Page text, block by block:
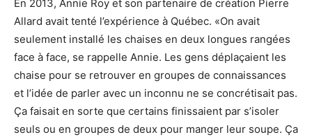
En 2013, Annie Roy et son partenaire de création Pierre
Allard avait tenté l’expérience à Québec. «On avait
seulement installé les chaises en deux longues rangées
face à face, se rappelle Annie. Les gens déplaçaient les
chaise pour se retrouver en groupes de connaissances
et l’idée de parler avec un inconnu ne se concrétisait pas.
Ça faisait en sorte que certains finissaient par s’isoler
seuls ou en groupes de deux pour manger leur soupe. Ça